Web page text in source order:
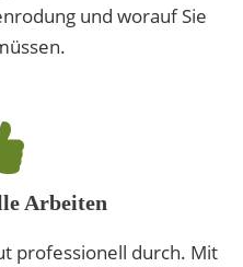
und worauf Sie
Arbeiten
professionell durch. Mit